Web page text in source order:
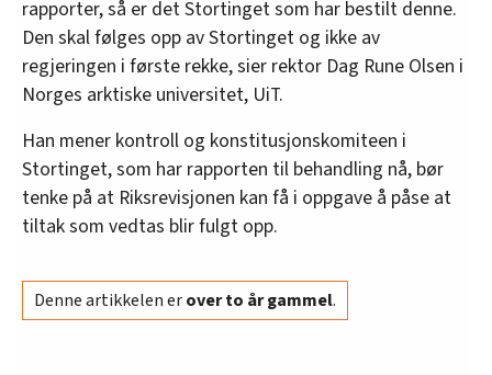
rapporter, så er det Stortinget som har bestilt denne.
Den skal følges opp av Stortinget og ikke av
regjeringen i første rekke, sier rektor Dag Rune Olsen i
Norges arktiske universitet, UiT.
Han mener kontroll og konstitusjonskomiteen i
Stortinget, som har rapporten til behandling nå, bør
tenke på at Riksrevisjonen kan få i oppgave å påse at
tiltak som vedtas blir fulgt opp.
Denne artikkelen erover to år gammel.